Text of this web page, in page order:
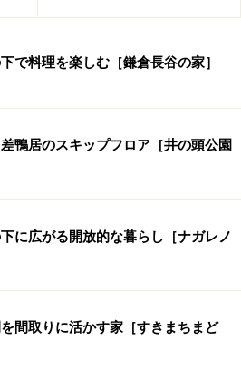
田樹子
： 東京都世田谷区
規模： 木造 地上3階
月：
積： 55.00m2
積： 32.84m2
です。最新の内容をご確認くださ
で料理を楽しむ［鎌倉長谷の家］
鴨居のスキップフロア［井の頭公園
に広がる開放的な暮らし［ナガレノ
間取りに活かす家［すきまちまど